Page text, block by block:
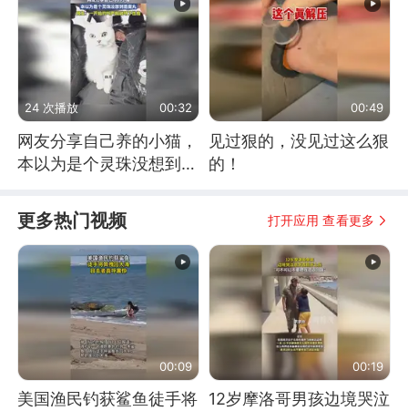
24 次播放 00:32
网友分享自己养的小猫，
本以为是个灵珠没想到是
00:49
见过狠的，没见过这么狠
的！
更多热门视频 打开应用 查看更多
00:09
美国渔民钓获鲨鱼徒手将
00:19
12岁摩洛哥男孩边境哭泣